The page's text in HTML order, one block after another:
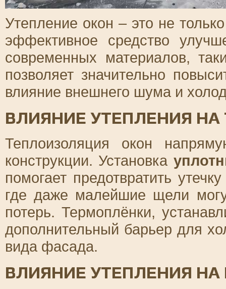
Утепление окон – это не
эффективное средство
современных материалов,
позволяет значительно
влияние внешнего шума и
ВЛИЯНИЕ УТЕПЛЕНИЯ
Теплоизоляция окон
конструкции. Установка
помогает предотвратить
где даже малейшие щели
потерь. Термоплёнки,
дополнительный барьер для
вида фасада.
ВЛИЯНИЕ УТЕПЛЕНИЯ